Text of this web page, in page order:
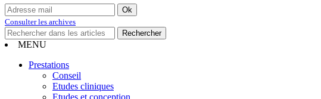
Consulter les archives
MENU
Prestations
Conseil
Etudes cliniques
Etudes et conception